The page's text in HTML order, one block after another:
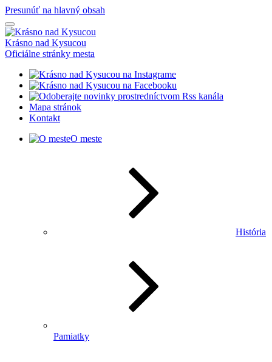
Presunúť na hlavný obsah
Krásno nad Kysucou
Oficiálne stránky mesta
Mapa stránok
Kontakt
O meste
História
Pamiatky